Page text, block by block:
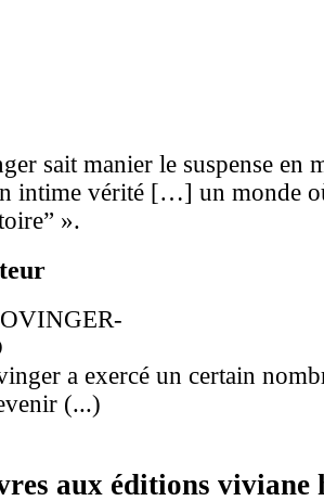
sait manier le suspense en
intime vérité […] un monde
».
a exercé un certain
(...)
aux éditions viviane